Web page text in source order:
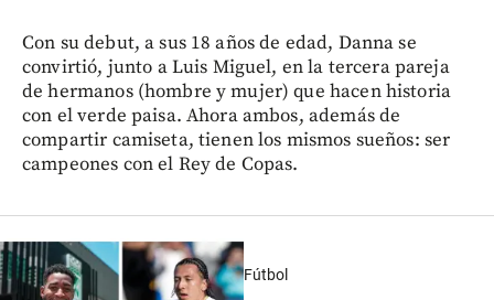
Con su debut, a sus 18 años de edad, Danna se
convirtió, junto a Luis Miguel, en la tercera pareja
de hermanos (hombre y mujer) que hacen historia
con el verde paisa. Ahora ambos, además de
compartir camiseta, tienen los mismos sueños: ser
campeones con el Rey de Copas.
Fútbol